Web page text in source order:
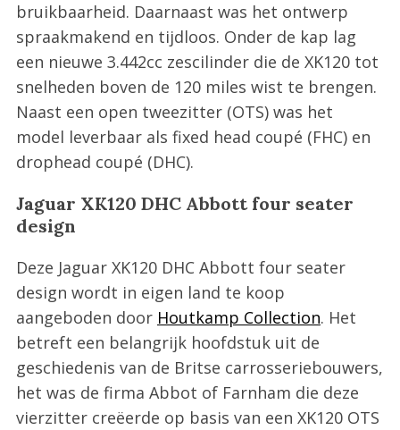
bruikbaarheid. Daarnaast was het ontwerp
spraakmakend en tijdloos. Onder de kap lag
een nieuwe 3.442cc zescilinder die de XK120 tot
snelheden boven de 120 miles wist te brengen.
Naast een open tweezitter (OTS) was het
model leverbaar als fixed head coupé (FHC) en
drophead coupé (DHC).
Jaguar XK120 DHC Abbott four seater
design
Deze Jaguar XK120 DHC Abbott four seater
design wordt in eigen land te koop
aangeboden door Houtkamp Collection. Het
betreft een belangrijk hoofdstuk uit de
geschiedenis van de Britse carrosseriebouwers,
het was de firma Abbot of Farnham die deze
vierzitter creëerde op basis van een XK120 OTS